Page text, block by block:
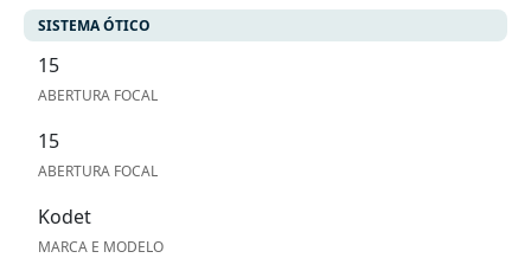
SISTEMA ÓTICO
15
ABERTURA FOCAL
15
ABERTURA FOCAL
Kodet
MARCA E MODELO